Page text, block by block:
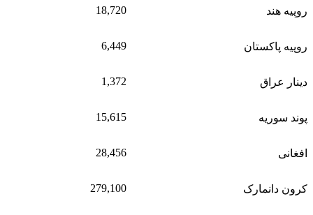
روپیه هند 18,720
روپیه پاکستان 6,449
دینار عراق 1,372
پوند سوریه 15,615
افغانی 28,456
کرون دانمارک 279,100